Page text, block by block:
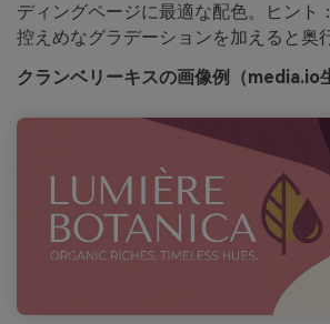
ディングページに最適な配色。ヒント
控えめなグラデーションを加えると奥
クランベリーキスの画像例（media.io